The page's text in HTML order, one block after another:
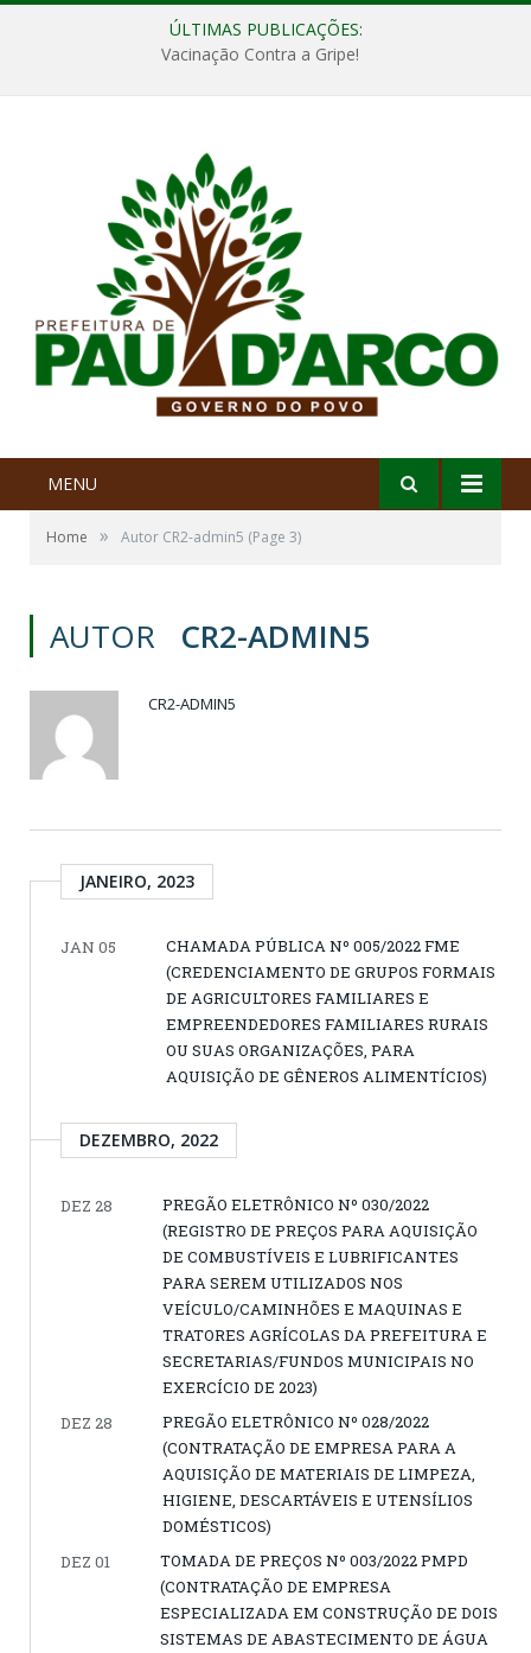
ÚLTIMAS PUBLICAÇÕES:
Vacinação Contra a Gripe!
MENU
Home » Autor CR2-admin5 (Page 3)
AUTOR CR2-ADMIN5
CR2-ADMIN5
JANEIRO, 2023
JAN 05
CHAMADA PÚBLICA Nº 005/2022 FME
(CREDENCIAMENTO DE GRUPOS FORMAIS
DE AGRICULTORES FAMILIARES E
EMPREENDEDORES FAMILIARES RURAIS
OU SUAS ORGANIZAÇÕES, PARA
AQUISIÇÃO DE GÊNEROS ALIMENTÍCIOS)
DEZEMBRO, 2022
DEZ 28
PREGÃO ELETRÔNICO Nº 030/2022
(REGISTRO DE PREÇOS PARA AQUISIÇÃO
DE COMBUSTÍVEIS E LUBRIFICANTES
PARA SEREM UTILIZADOS NOS
VEÍCULO/CAMINHÕES E MAQUINAS E
TRATORES AGRÍCOLAS DA PREFEITURA E
SECRETARIAS/FUNDOS MUNICIPAIS NO
EXERCÍCIO DE 2023)
DEZ 28
PREGÃO ELETRÔNICO Nº 028/2022
(CONTRATAÇÃO DE EMPRESA PARA A
AQUISIÇÃO DE MATERIAIS DE LIMPEZA,
HIGIENE, DESCARTÁVEIS E UTENSÍLIOS
DOMÉSTICOS)
DEZ 01
TOMADA DE PREÇOS Nº 003/2022 PMPD
(CONTRATAÇÃO DE EMPRESA
ESPECIALIZADA EM CONSTRUÇÃO DE DOIS
SISTEMAS DE ABASTECIMENTO DE ÁGUA